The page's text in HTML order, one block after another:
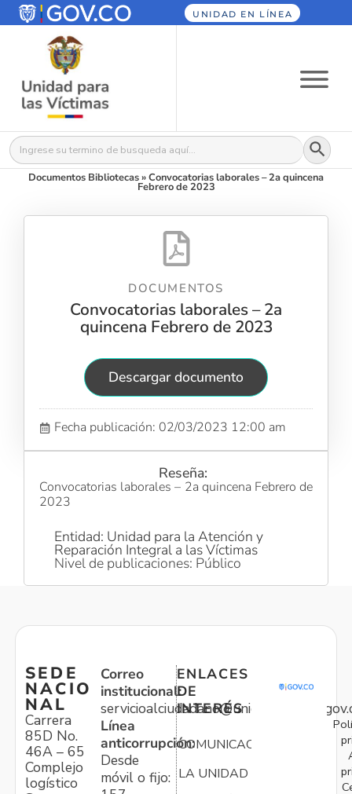
UNIDAD EN LÍNEA
Buscar: Botón
Documentos Bibliotecas»Convocatorias laborales – 2a quincena
Febrero de 2023
DOCUMENTOS
Convocatorias laborales – 2a
quincena Febrero de 2023
Descargar documento
Fecha publicación: 02/03/2023 12:00 am
Reseña:
Convocatorias laborales – 2a quincena Febrero de
2023
Entidad: Unidad para la Atención y
Reparación Integral a las Víctimas
Nivel de publicaciones: Público
SEDE
NACIO
NAL
Carrera
85D No.
46A – 65
Complejo
logístico
Correo
institucional:
Línea
anticorrupción:
Desde
móvil o fijo:
ENLACES
DE
INTERÉS
COMUNICACIONES
LA UNIDAD